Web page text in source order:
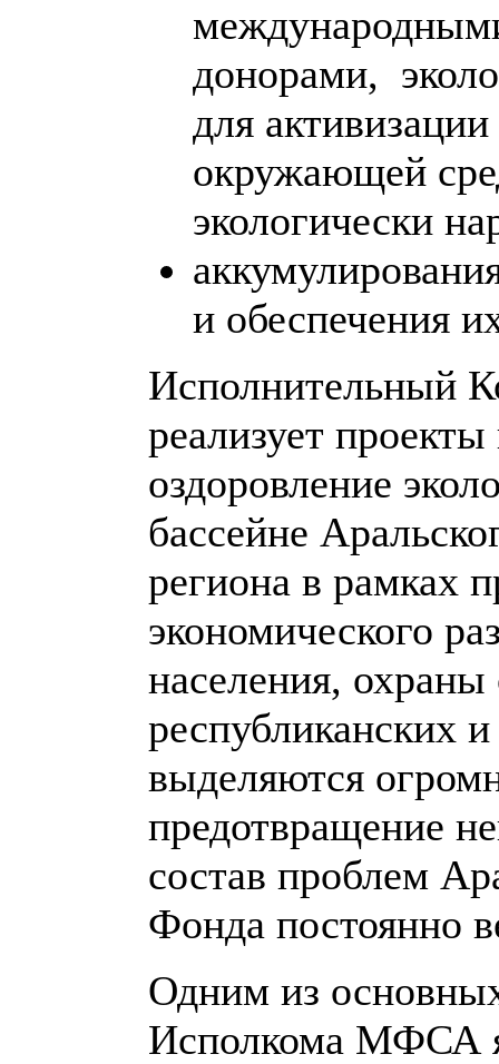
донорами,
для
окружающей
экологически
и обеспечения
Исполнительный
реализует
оздоровление
бассейне
региона в рамках
экономического
населения,
республиканских
выделяются
предотвращение
состав проблем
Фонда постоянно
Одним из
Исполкома МФСА